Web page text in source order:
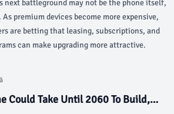
next battleground may not be the phone itself,
premium devices become more expensive,
are betting that leasing, subscriptions, and
can make upgrading more attractive.
Could Take Until 2060 To Build,